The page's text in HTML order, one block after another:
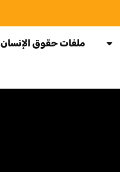
ملفات حقوق الإنسان